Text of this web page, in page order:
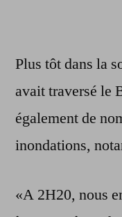
Plus tôt dans la
avait traversé le
également de
inondations,
«A 2H20, nous